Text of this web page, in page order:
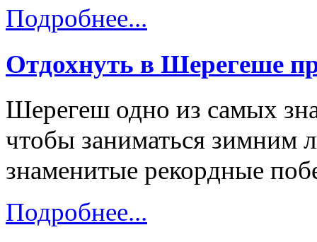
Подробнее...
Отдохнуть в Шерегеше
Шерегеш одно из самых
чтобы заниматься зимним
знаменитые рекордные
Подробнее...